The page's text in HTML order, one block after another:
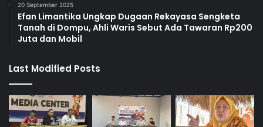
20 September 2025
Efan Limantika Ungkap Dugaan Rekayasa Sengketa
Tanah di Dompu, Ahli Waris Sebut Ada Tawaran Rp200
Juta dan Mobil
Last Modified Posts